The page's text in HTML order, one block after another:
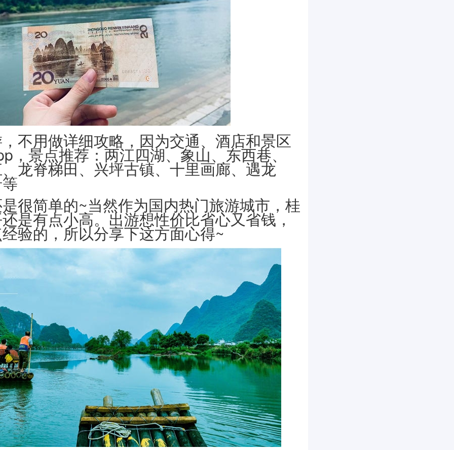
不用做详细攻略，因为交通、酒店和景区
，景点推荐：两江四湖、象山、东西巷、
龙脊梯田、兴坪古镇、十里画廊、遇龙
很简单的~当然作为国内热门旅游城市，桂
是有点小高。出游想性价比省心又省钱，
验的，所以分享下这方面心得~